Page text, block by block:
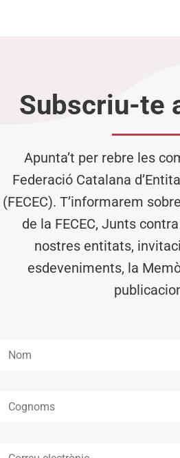
Subscriu-te
Apunta’t per rebre les
Federació Catalana
(FECEC). T’informarem
de la FECEC, Junts
nostres entitats,
esdeveniments, la